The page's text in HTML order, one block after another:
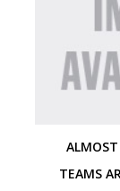
TEAMS